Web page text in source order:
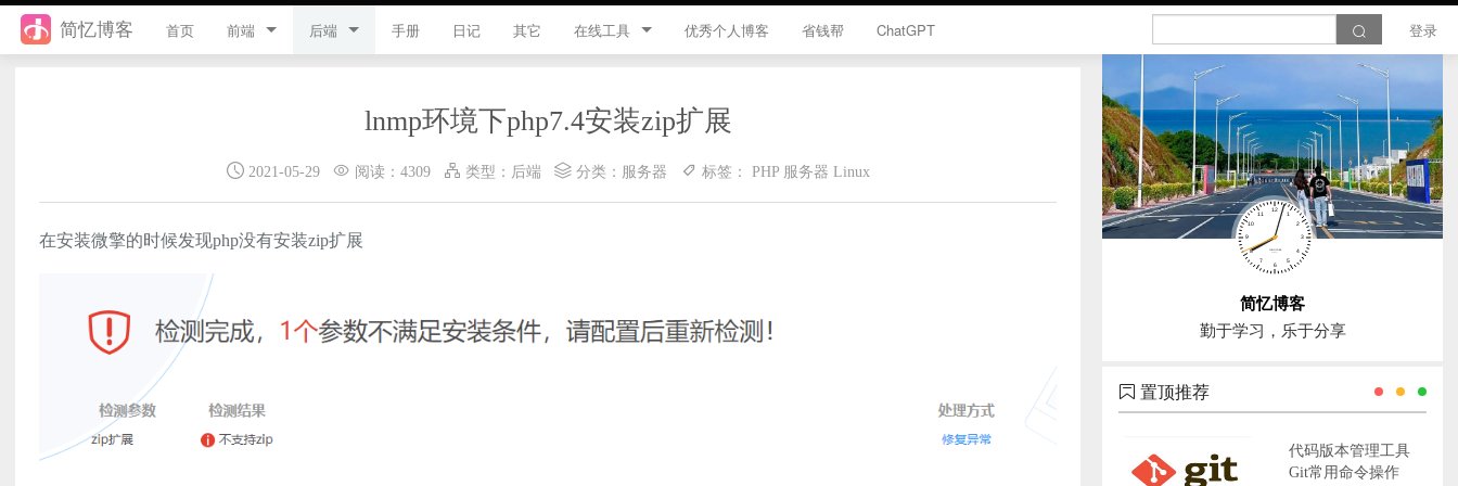
简忆博客 首页 前端
Style
uni-app
React
后端
ThinkPHP8
ThinkPHP6
Laravel
手册 日记 其它 在线工具
领优惠券
违禁词查询
优秀个人博客 省钱帮 ChatGPT 登录
lnmp环境下php7.4安装zip扩展
2021-05-29 阅读：4309 类型： 后端 分类： 服务器 标签： PHP 服务器 Linux
在安装微擎的时候发现php没有安装zip扩展
简忆博客
勤于学习，乐于分享
置顶推荐
代码版本管理工具
Git常用命令操作